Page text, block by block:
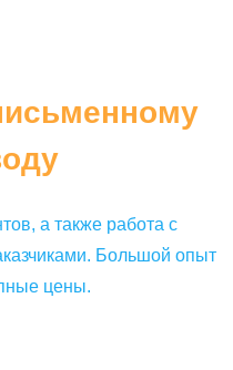
а также работа с
Большой опыт
цены.